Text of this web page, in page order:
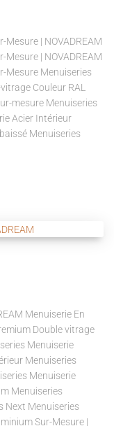
| NOVADREAM
| NOVADREAM
Mesure Menuiseries
Couleur RAL
mesure Menuiseries
Acier Intérieur
Menuiseries
Menuiserie En
Double vitrage
Menuiserie
Menuiseries
Menuiserie
Menuiseries
Next Menuiseries
Sur-Mesure |